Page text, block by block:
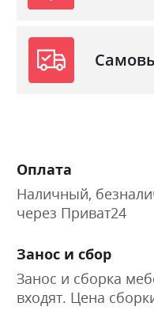
Оплата
Наличный,
через Приват24
Занос и сбор
Занос и сборка
входят. Цена